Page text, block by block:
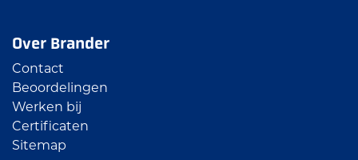
Over Brander
Contact
Beoordelingen
Werken bij
Certificaten
Sitemap